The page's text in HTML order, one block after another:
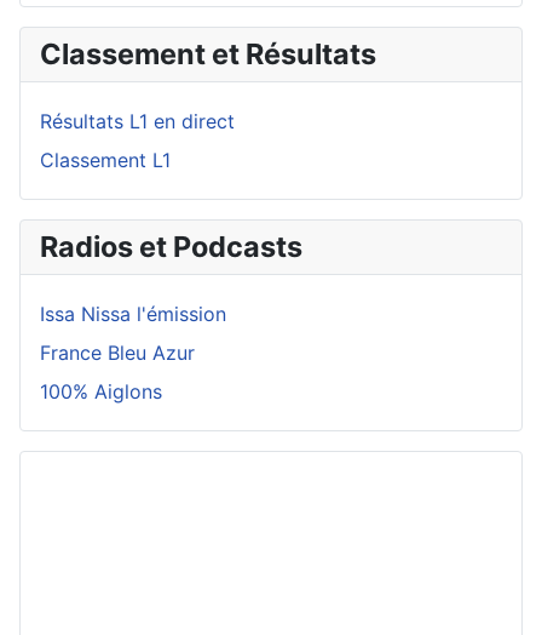
Classement et Résultats
Résultats L1 en direct
Classement L1
Radios et Podcasts
Issa Nissa l'émission
France Bleu Azur
100% Aiglons